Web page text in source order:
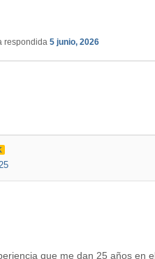
respondida 5 junio, 2026
que me dan 25 años en